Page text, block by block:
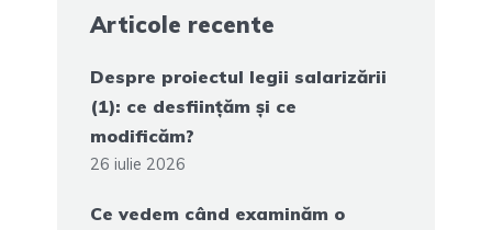
Articole recente
Despre proiectul legii salarizării
(1): ce desființăm și ce
modificăm?
26 iulie 2026
Ce vedem când examinăm o